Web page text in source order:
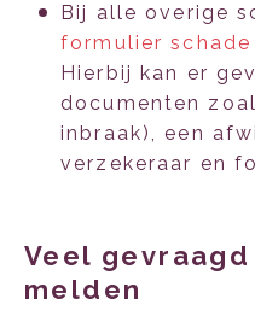
Bij alle overige
formulier schade
Hierbij kan er
documenten
inbraak), een
verzekeraar en
veel gevraagd over schade
melden